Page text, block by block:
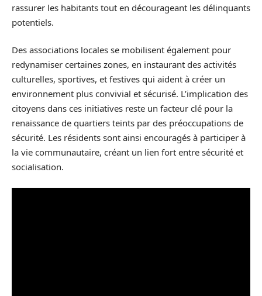
rassurer les habitants tout en décourageant les délinquants
potentiels.
Des associations locales se mobilisent également pour
redynamiser certaines zones, en instaurant des activités
culturelles, sportives, et festives qui aident à créer un
environnement plus convivial et sécurisé. L’implication des
citoyens dans ces initiatives reste un facteur clé pour la
renaissance de quartiers teints par des préoccupations de
sécurité. Les résidents sont ainsi encouragés à participer à
la vie communautaire, créant un lien fort entre sécurité et
socialisation.